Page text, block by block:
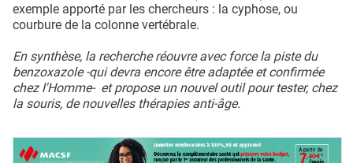
exemple apporté par les chercheurs : la cyphose, ou
courbure de la colonne vertébrale.
En synthèse, la recherche réouvre avec force la piste du
benzoxazole -qui devra encore être adaptée et confirmée
chez l'Homme- et propose un nouvel outil pour tester, chez
la souris, de nouvelles thérapies anti-âge.